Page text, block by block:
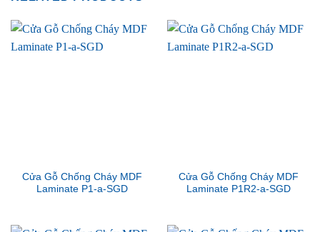
Cửa Gỗ Chống Cháy MDF
Laminate P1-a-SGD
Cửa Gỗ Chống Cháy MDF
Laminate P1R2-a-SGD